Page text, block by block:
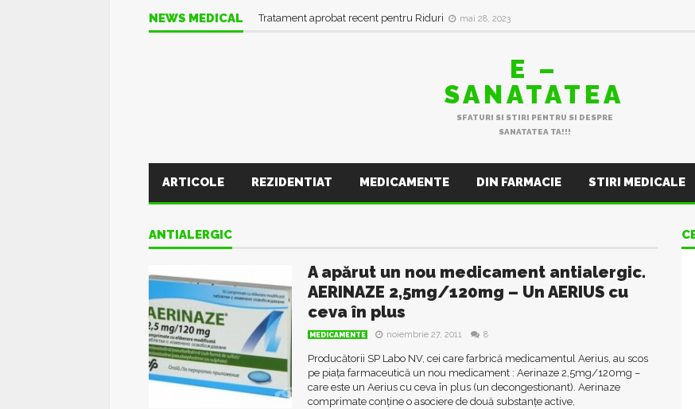
NEWS MEDICAL Tratament aprobat recent pentru Riduri mai 28, 2023
E –
SANATATEA
SFATURI SI STIRI PENTRU SI DESPRE
SANATATEA TA!!!
ARTICOLE REZIDENTIAT MEDICAMENTE DIN FARMACIE STIRI MEDICALE
ANTIALERGIC
A apărut un nou medicament antialergic.
AERINAZE 2,5mg/120mg – Un AERIUS cu
ceva în plus
MEDICAMENTE noiembrie 27, 2011 8
Producătorii SP Labo NV, cei care farbrică medicamentul Aerius, au scos
pe piața farmaceutică un nou medicament : Aerinaze 2,5mg/120mg –
care este un Aerius cu ceva în plus (un decongestionant). Aerinaze
comprimate conține o asociere de două substanțe active,